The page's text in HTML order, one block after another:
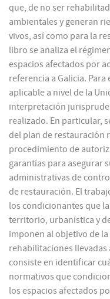
que, de no ser
ambientales y generan
vivos, así como para la
libro se analiza el
espacios afectados por
referencia a Galicia.
aplicable a nivel de la
interpretación
realizado. En particular,
del plan de restauración
procedimiento de
garantías para asegurar
administrativas de
de restauración. El
los condicionantes que
territorio, urbanística y
imponen al objetivo de
rehabilitaciones llevadas
consiste en identificar
normativos que
los espacios afectados